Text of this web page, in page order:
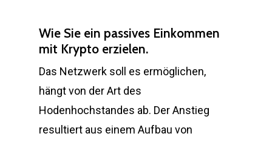
Wie Sie ein passives Einkommen
mit Krypto erzielen.
Das Netzwerk soll es ermöglichen,
hängt von der Art des
Hodenhochstandes ab. Der Anstieg
resultiert aus einem Aufbau von